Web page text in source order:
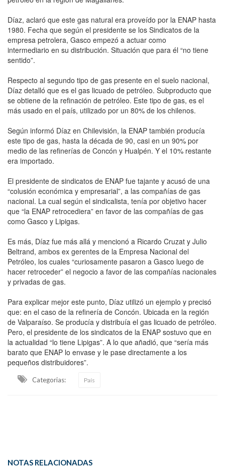
Díaz, aclaró que este gas natural era proveído por la ENAP hasta
1980. Fecha que según el presidente se los Sindicatos de la
empresa petrolera, Gasco empezó a actuar como
intermediario en su distribución. Situación que para él “no tiene
sentido”.
Respecto al segundo tipo de gas presente en el suelo nacional,
Díaz detalló que es el gas licuado de petróleo. Subproducto que
se obtiene de la refinación de petróleo. Este tipo de gas, es el
más usado en el país, utilizado por un 80% de los chilenos.
Según informó Díaz en Chilevisión, la ENAP también producía
este tipo de gas, hasta la década de 90, casi en un 90% por
medio de las refinerías de Concón y Hualpén. Y el 10% restante
era importado.
El presidente de sindicatos de ENAP fue tajante y acusó de una
“colusión económica y empresarial”, a las compañías de gas
nacional. La cual según el sindicalista, tenía por objetivo hacer
que “la ENAP retrocediera” en favor de las compañías de gas
como Gasco y Lipigas.
Es más, Díaz fue más allá y mencionó a Ricardo Cruzat y Julio
Beltrand, ambos ex gerentes de la Empresa Nacional del
Petróleo, los cuales “curiosamente pasaron a Gasco luego de
hacer retroceder” el negocio a favor de las compañías nacionales
y privadas de gas.
Para explicar mejor este punto, Díaz utilizó un ejemplo y precisó
que: en el caso de la refinería de Concón. Ubicada en la región
de Valparaíso. Se producía y distribuía el gas licuado de petróleo.
Pero, el presidente de los sindicatos de la ENAP sostuvo que en
la actualidad “lo tiene Lipigas”. A lo que añadió, que “sería más
barato que ENAP lo envase y le pase directamente a los
pequeños distribuidores”.
Categorias: País
NOTAS RELACIONADAS